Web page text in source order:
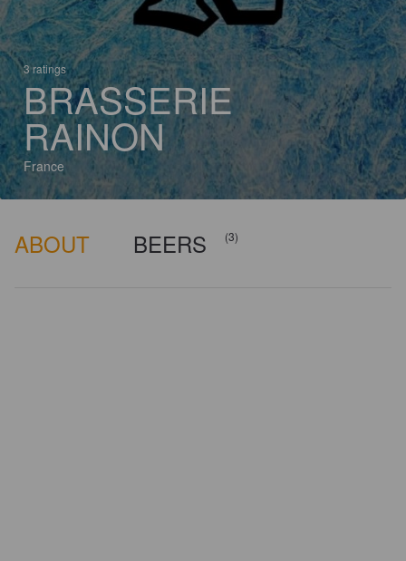
3 ratings
BRASSERIE
RAINON
France
ABOUT BEERS (3)